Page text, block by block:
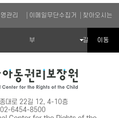
관리 이메일무단수집거
부
찾아오시는
길 이동
종대로 22길 12, 4-10층
02-6454-8500